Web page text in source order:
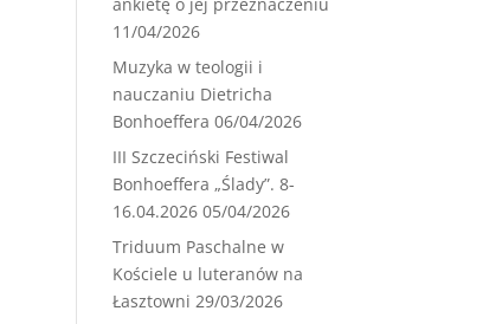
11/04/2026
Muzyka w teologii i
nauczaniu Dietricha
Bonhoeffera 06/04/2026
III Szczeciński Festiwal
Bonhoeffera „Ślady”. 8-
16.04.2026 05/04/2026
Triduum Paschalne w
Kościele u luteranów na
Łasztowni 29/03/2026